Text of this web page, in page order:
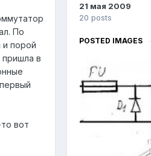
По
и порой
пришла в
вот
21 мая 2009
20 posts
POSTED IMAGES